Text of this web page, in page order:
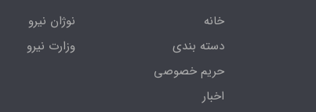
خانه
دسته بندی
حریم خصوصی
اخبار
نوژان نیرو
وزارت نیرو